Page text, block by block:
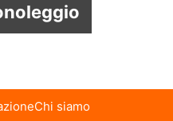
Chi siamo